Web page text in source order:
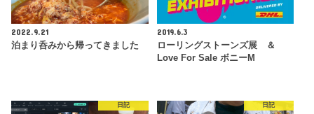
2022.9.21
泊まり呑みから帰ってきました
2019.6.3
ローリングストーンズ展 ＆
Love For Sale ボニーM
日記 日記